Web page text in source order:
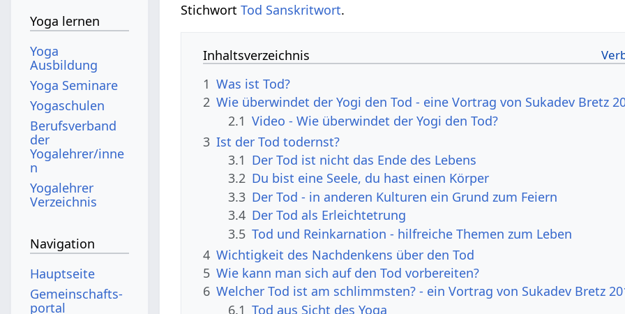
StichwortTod Sanskritwort.
Inhaltsverzeichnis
1 Was ist Tod?
2 Wie überwindet der Yogi den Tod - eine Vortrag von Sukadev Bretz
2.1 Video - Wie überwindet der Yogi den Tod?
3 Ist der Tod todernst?
3.1 Der Tod ist nicht das Ende des Lebens
3.2 Du bist eine Seele, du hast einen Körper
3.3 Der Tod - in anderen Kulturen ein Grund zum Feiern
3.4 Der Tod als Erleichtetrung
3.5 Tod und Reinkarnation - hilfreiche Themen zum Leben
4 Wichtigkeit des Nachdenkens über den Tod
5 Wie kann man sich auf den Tod vorbereiten?
6 Welcher Tod ist am schlimmsten? - ein Vortrag von Sukadev Bretz
6.1 Tod aus Sicht des Yoga
Yoga lernen
Yoga
Ausbildung
Yoga Seminare
Yogaschulen
Berufsverband
der
Yogalehrer/inne
n
Yogalehrer
Verzeichnis
Navigation
Hauptseite
Gemeinschafts­
portal